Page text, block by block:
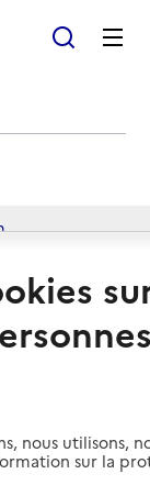
nous utilisons,
sur la